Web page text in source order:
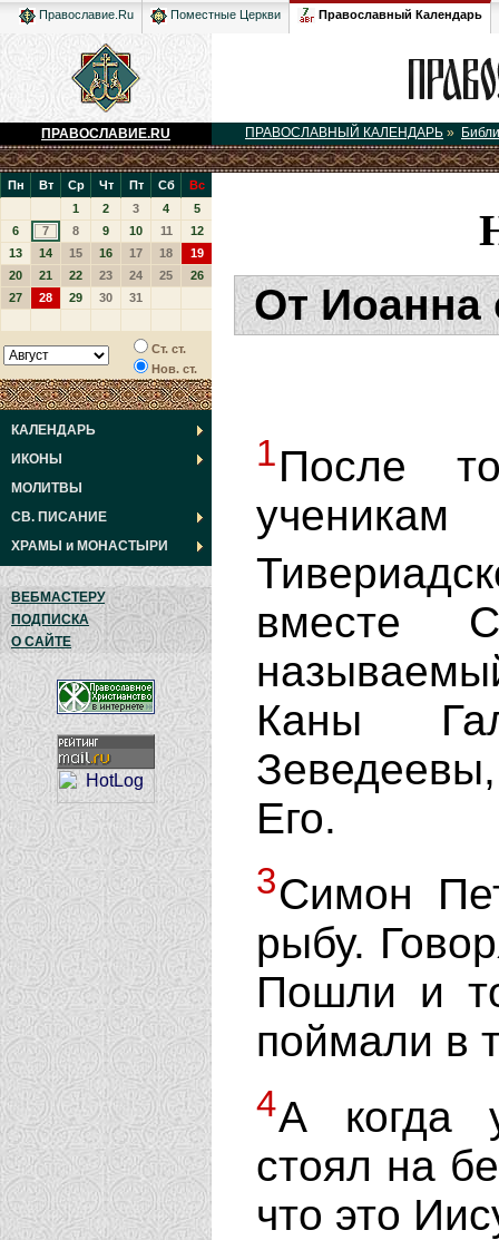
Православие.Ru Поместные Церкви Православный Календарь
ПРАВОСЛАВИЕ.RU ПРАВОСЛАВНЫЙ КАЛЕНДАРЬ »
Пн Вт Ср Чт Пт Сб
Вс
1
2 3 4
5
6
7 8 9 10 11
12
13
14 15 16 17 18
19
20
21 22 23 24 25
26
27
28 29 30 31
Ст. ст.
Нов. ст.
КАЛЕНДАРЬ
ИКОНЫ
МОЛИТВЫ
СВ. ПИСАНИЕ
ХРАМЫ и МОНАСТЫРИ
ВЕБМАСТЕРУ
ПОДПИСКА
О САЙТЕ
От Иоанна
1После
вместе
Каны
Его.
3Симон
рыбу.
Пошли и
поймали в
4А когда
стоял на
что это